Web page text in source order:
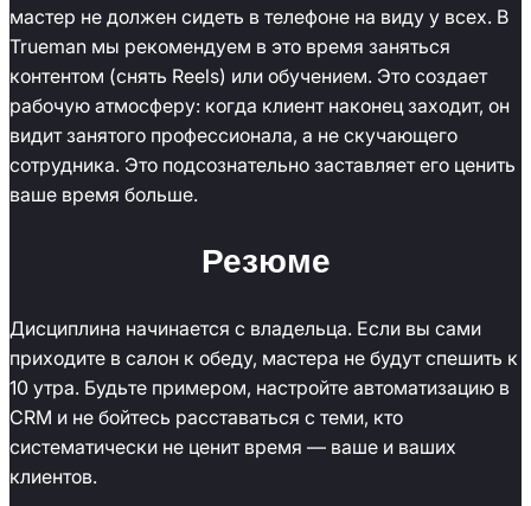
мастер не должен сидеть в телефоне на виду у всех. В
Trueman мы рекомендуем в это время заняться
контентом (снять Reels) или обучением. Это создает
рабочую атмосферу: когда клиент наконец заходит, он
видит занятого профессионала, а не скучающего
сотрудника. Это подсознательно заставляет его ценить
ваше время больше.
Резюме
Дисциплина начинается с владельца. Если вы сами
приходите в салон к обеду, мастера не будут спешить к
10 утра. Будьте примером, настройте автоматизацию в
CRM и не бойтесь расставаться с теми, кто
систематически не ценит время — ваше и ваших
клиентов.